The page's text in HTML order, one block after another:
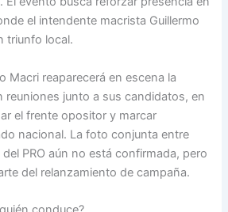
el intendente macrista Guillermo
triunfo local.
Macri reaparecerá en escena la
reuniones junto a sus candidatos, en
el frente opositor y marcar
nacional. La foto conjunta entre
PRO aún no está confirmada, pero
del relanzamiento de campaña.